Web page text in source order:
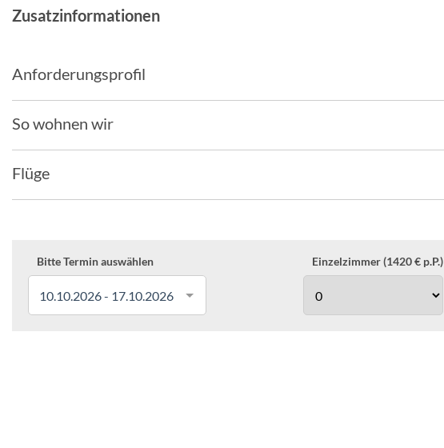
Zusatzinformationen
Anforderungsprofil
So wohnen wir
Flüge
Bitte Termin auswählen
10.10.2026 - 17.10.2026
Einzelzimmer (1420 € p.P.)